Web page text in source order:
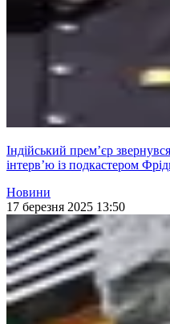
Індійський прем’єр
інтерв’ю із подкастером
Новини
17 березня 2025 13:50